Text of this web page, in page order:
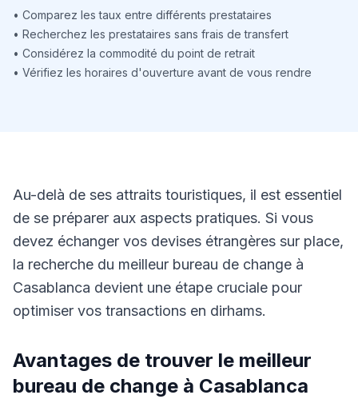
• Comparez les taux entre différents prestataires
• Recherchez les prestataires sans frais de transfert
• Considérez la commodité du point de retrait
• Vérifiez les horaires d'ouverture avant de vous rendre
Au-delà de ses attraits touristiques, il est essentiel
de se préparer aux aspects pratiques. Si vous
devez échanger vos devises étrangères sur place,
la recherche du meilleur bureau de change à
Casablanca devient une étape cruciale pour
optimiser vos transactions en dirhams.
Avantages de trouver le meilleur
bureau de change à Casablanca